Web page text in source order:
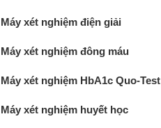
Máy xét nghiệm điện giải
Máy xét nghiệm đông máu
Máy xét nghiệm HbA1c Quo-Test
Máy xét nghiệm huyết học